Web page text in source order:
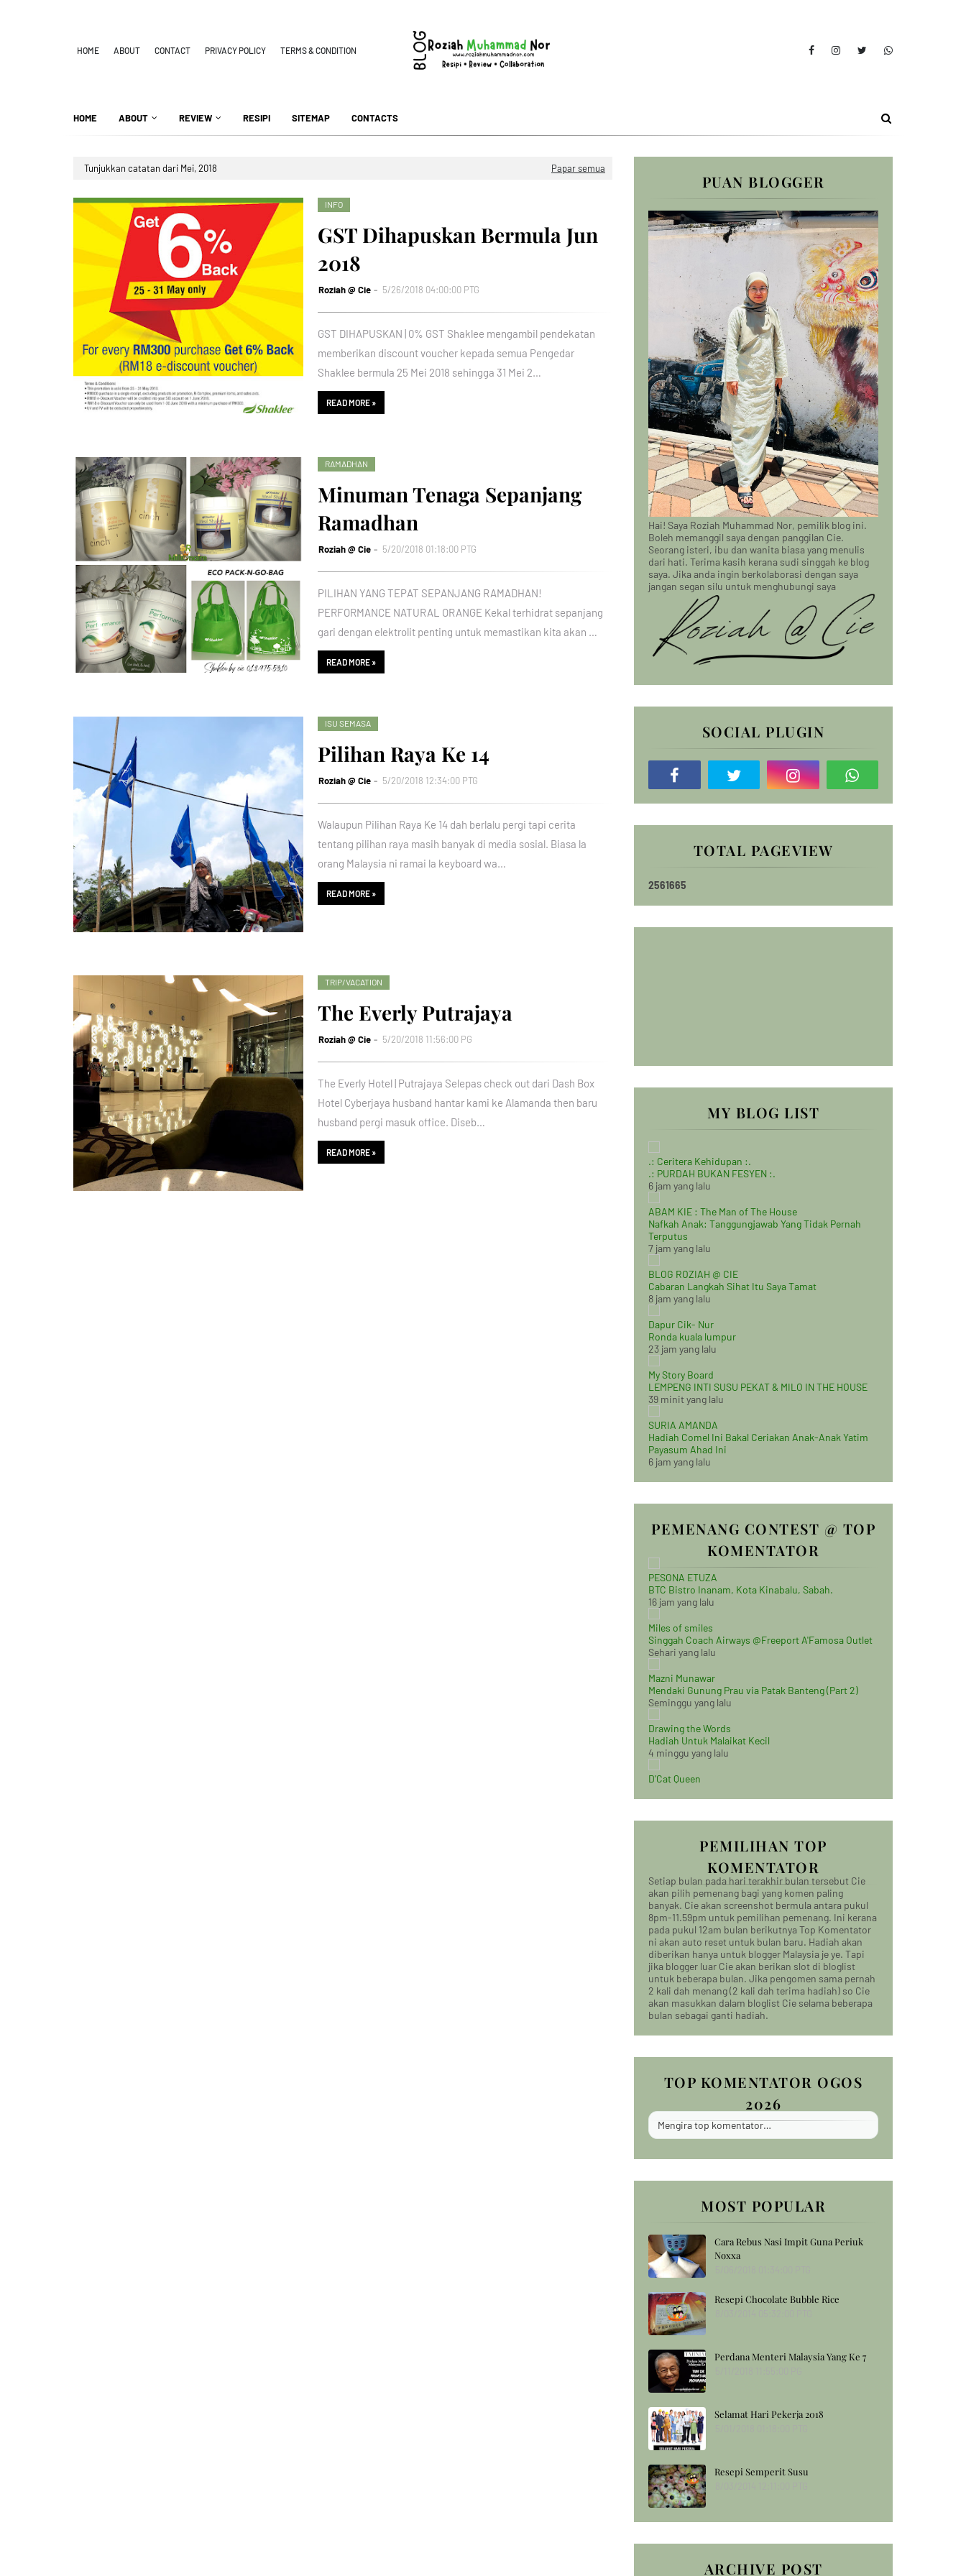
HOME ABOUT CONTACT PRIVACY POLICY TERMS & CONDITION
HOME ABOUT REVIEW RESIPI SITEMAP CONTACTS
Tunjukkan catatan dari Mei, 2018 Papar semua
INFO
GST Dihapuskan Bermula Jun
2018
Roziah @ Cie 5/26/2018 04:00:00 PTG
GST DIHAPUSKAN | 0% GST Shaklee mengambil pendekatan
memberikan discount voucher kepada semua Pengedar
Shaklee bermula 25 Mei 2018 sehingga 31 Mei 2…
READ MORE »
RAMADHAN
Minuman Tenaga Sepanjang
Ramadhan
Roziah @ Cie 5/20/2018 01:18:00 PTG
PILIHAN YANG TEPAT SEPANJANG RAMADHAN!
PERFORMANCE NATURAL ORANGE Kekal terhidrat sepanjang
gari dengan elektrolit penting untuk memastikan kita akan …
READ MORE »
ISU SEMASA
Pilihan Raya Ke 14
Roziah @ Cie 5/20/2018 12:34:00 PTG
Walaupun Pilihan Raya Ke 14 dah berlalu pergi tapi cerita
tentang pilihan raya masih banyak di media sosial. Biasa la
orang Malaysia ni ramai la keyboard wa…
READ MORE »
TRIP/VACATION
The Everly Putrajaya
Roziah @ Cie 5/20/2018 11:56:00 PG
The Everly Hotel | Putrajaya Selepas check out dari Dash Box
Hotel Cyberjaya husband hantar kami ke Alamanda then baru
husband pergi masuk office. Diseb…
READ MORE »
PUAN BLOGGER
Hai! Saya Roziah Muhammad Nor, pemilik blog ini.
Boleh memanggil saya dengan panggilan Cie.
Seorang isteri, ibu dan wanita biasa yang menulis
dari hati. Terima kasih kerana sudi singgah ke blog
saya. Jika anda ingin berkolaborasi dengan saya
jangan segan silu untuk menghubungi saya
SOCIAL PLUGIN
TOTAL PAGEVIEW
2561665
MY BLOG LIST
.: Ceritera Kehidupan :.
.: PURDAH BUKAN FESYEN :.
6 jam yang lalu
ABAM KIE : The Man of The House
Nafkah Anak: Tanggungjawab Yang Tidak Pernah
Terputus
7 jam yang lalu
BLOG ROZIAH @ CIE
Cabaran Langkah Sihat Itu Saya Tamat
8 jam yang lalu
Dapur Cik- Nur
Ronda kuala lumpur
23 jam yang lalu
My Story Board
LEMPENG INTI SUSU PEKAT & MILO IN THE HOUSE
39 minit yang lalu
SURIA AMANDA
Hadiah Comel Ini Bakal Ceriakan Anak-Anak Yatim
Payasum Ahad Ini
6 jam yang lalu
PEMENANG CONTEST @ TOP
KOMENTATOR
PESONA ETUZA
BTC Bistro Inanam, Kota Kinabalu, Sabah.
16 jam yang lalu
Miles of smiles
Singgah Coach Airways @Freeport A'Famosa Outlet
Sehari yang lalu
Mazni Munawar
Mendaki Gunung Prau via Patak Banteng (Part 2)
Seminggu yang lalu
Drawing the Words
Hadiah Untuk Malaikat Kecil
4 minggu yang lalu
D'Cat Queen
PEMILIHAN TOP
KOMENTATOR
Setiap bulan pada hari terakhir bulan tersebut Cie
akan pilih pemenang bagi yang komen paling
banyak. Cie akan screenshot bermula antara pukul
8pm-11.59pm untuk pemilihan pemenang. Ini kerana
pada pukul 12am bulan berikutnya Top Komentator
ni akan auto reset untuk bulan baru. Hadiah akan
diberikan hanya untuk blogger Malaysia je ye. Tapi
jika blogger luar Cie akan berikan slot di bloglist
untuk beberapa bulan. Jika pengomen sama pernah
2 kali dah menang (2 kali dah terima hadiah) so Cie
akan masukkan dalam bloglist Cie selama beberapa
bulan sebagai ganti hadiah.
TOP KOMENTATOR OGOS
2026
Mengira top komentator…
MOST POPULAR
Cara Rebus Nasi Impit Guna Periuk
Noxxa
Resepi Chocolate Bubble Rice
Perdana Menteri Malaysia Yang Ke 7
Selamat Hari Pekerja 2018
Resepi Semperit Susu
ARCHIVE POST